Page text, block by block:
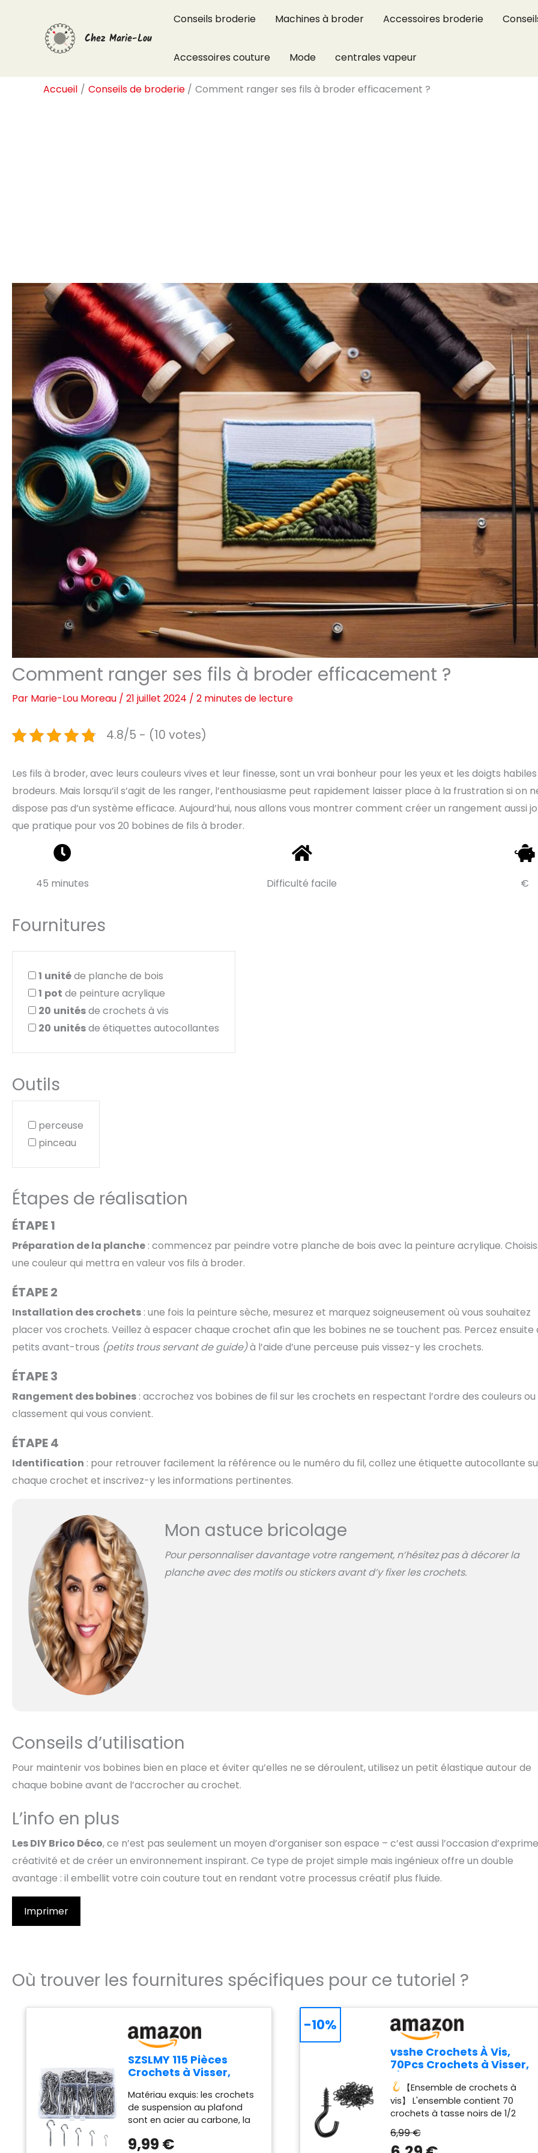
Chez Marie-Lou
Conseils broderie Machines à broder Accessoires broderie
Accessoires couture Mode centrales vapeur
Accueil Conseils de broderie Comment ranger ses fils à broder efficacement ?
Comment ranger ses fils à broder efficacement ?
Par Marie-Lou Moreau / 21 juillet 2024 / 2 minutes de lecture
4.8/5 - (10 votes)
Les fils à broder, avec leurs couleurs vives et leur finesse, sont un vrai bonheur pour les yeux et les doigts
brodeurs. Mais lorsqu’il s’agit de les ranger, l’enthousiasme peut rapidement laisser place à la frustration si on
dispose pas d’un système efficace. Aujourd’hui, nous allons vous montrer comment créer un rangement aussi
que pratique pour vos 20 bobines de fils à broder.
45 minutes Difficulté facile €
Fournitures
1 unitéde planche de bois
1 pot de peinture acrylique
20 unitésde crochets à vis
20 unitésde étiquettes autocollantes
Outils
perceuse
pinceau
Étapes de réalisation
ÉTAPE 1
Préparation de la planche : commencez par peindre votre planche de bois avec la peinture acrylique.
une couleur qui mettra en valeur vos fils à broder.
ÉTAPE 2
Installation des crochets : une fois la peinture sèche, mesurez et marquez soigneusement où vous souhaitez
placer vos crochets. Veillez à espacer chaque crochet afin que les bobines ne se touchent pas. Percez ensuite
petits avant-trous (petits trous servant de guide)à l’aide d’une perceuse puis vissez-y les crochets.
ÉTAPE 3
Rangement des bobines : accrochez vos bobines de fil sur les crochets en respectant l’ordre des couleurs ou
classement qui vous convient.
ÉTAPE 4
Identification : pour retrouver facilement la référence ou le numéro du fil, collez une étiquette autocollante
chaque crochet et inscrivez-y les informations pertinentes.
Mon astuce bricolage
Pour personnaliser davantage votre rangement, n’hésitez pas à décorer la
planche avec des motifs ou stickers avant d’y fixer les crochets.
Conseils d’utilisation
Pour maintenir vos bobines bien en place et éviter qu’elles ne se déroulent, utilisez un petit élastique autour de
chaque bobine avant de l’accrocher au crochet.
L’info en plus
Les DIY Brico Déco, ce n’est pas seulement un moyen d’organiser son espace – c’est aussi l’occasion
créativité et de créer un environnement inspirant. Ce type de projet simple mais ingénieux offre un double
avantage : il embellit votre coin couture tout en rendant votre processus créatif plus fluide.
Imprimer
Où trouver les fournitures spécifiques pour ce tutoriel ?
SZSLMY 115 Pièces
Crochets à Visser,
en Acier Inoxydable,
Vis à Crochets,
Crochets pour Visser
Métal, pour Accrocher
Plantes, Tasses à Thé,
Matériau exquis: les crochets
de suspension au plafond
sont en acier au carbone, la
lisses et sans bavures,
9,99 €
vsshe Crochets À Vis,
70Pcs Crochets à Visser,
1/2 pouces crochets à vis
de plafond, Vis à crochet
lourde, Crochets de
Plafond à Visser pour
intérieur,
Extérieur,clés,décoration
【Ensemble de crochets à
vis】 L'ensemble contient 70
crochets à tasse noirs de 1/2
mesure 2 x 1 cm. Il peut être
6,99 €
-10%